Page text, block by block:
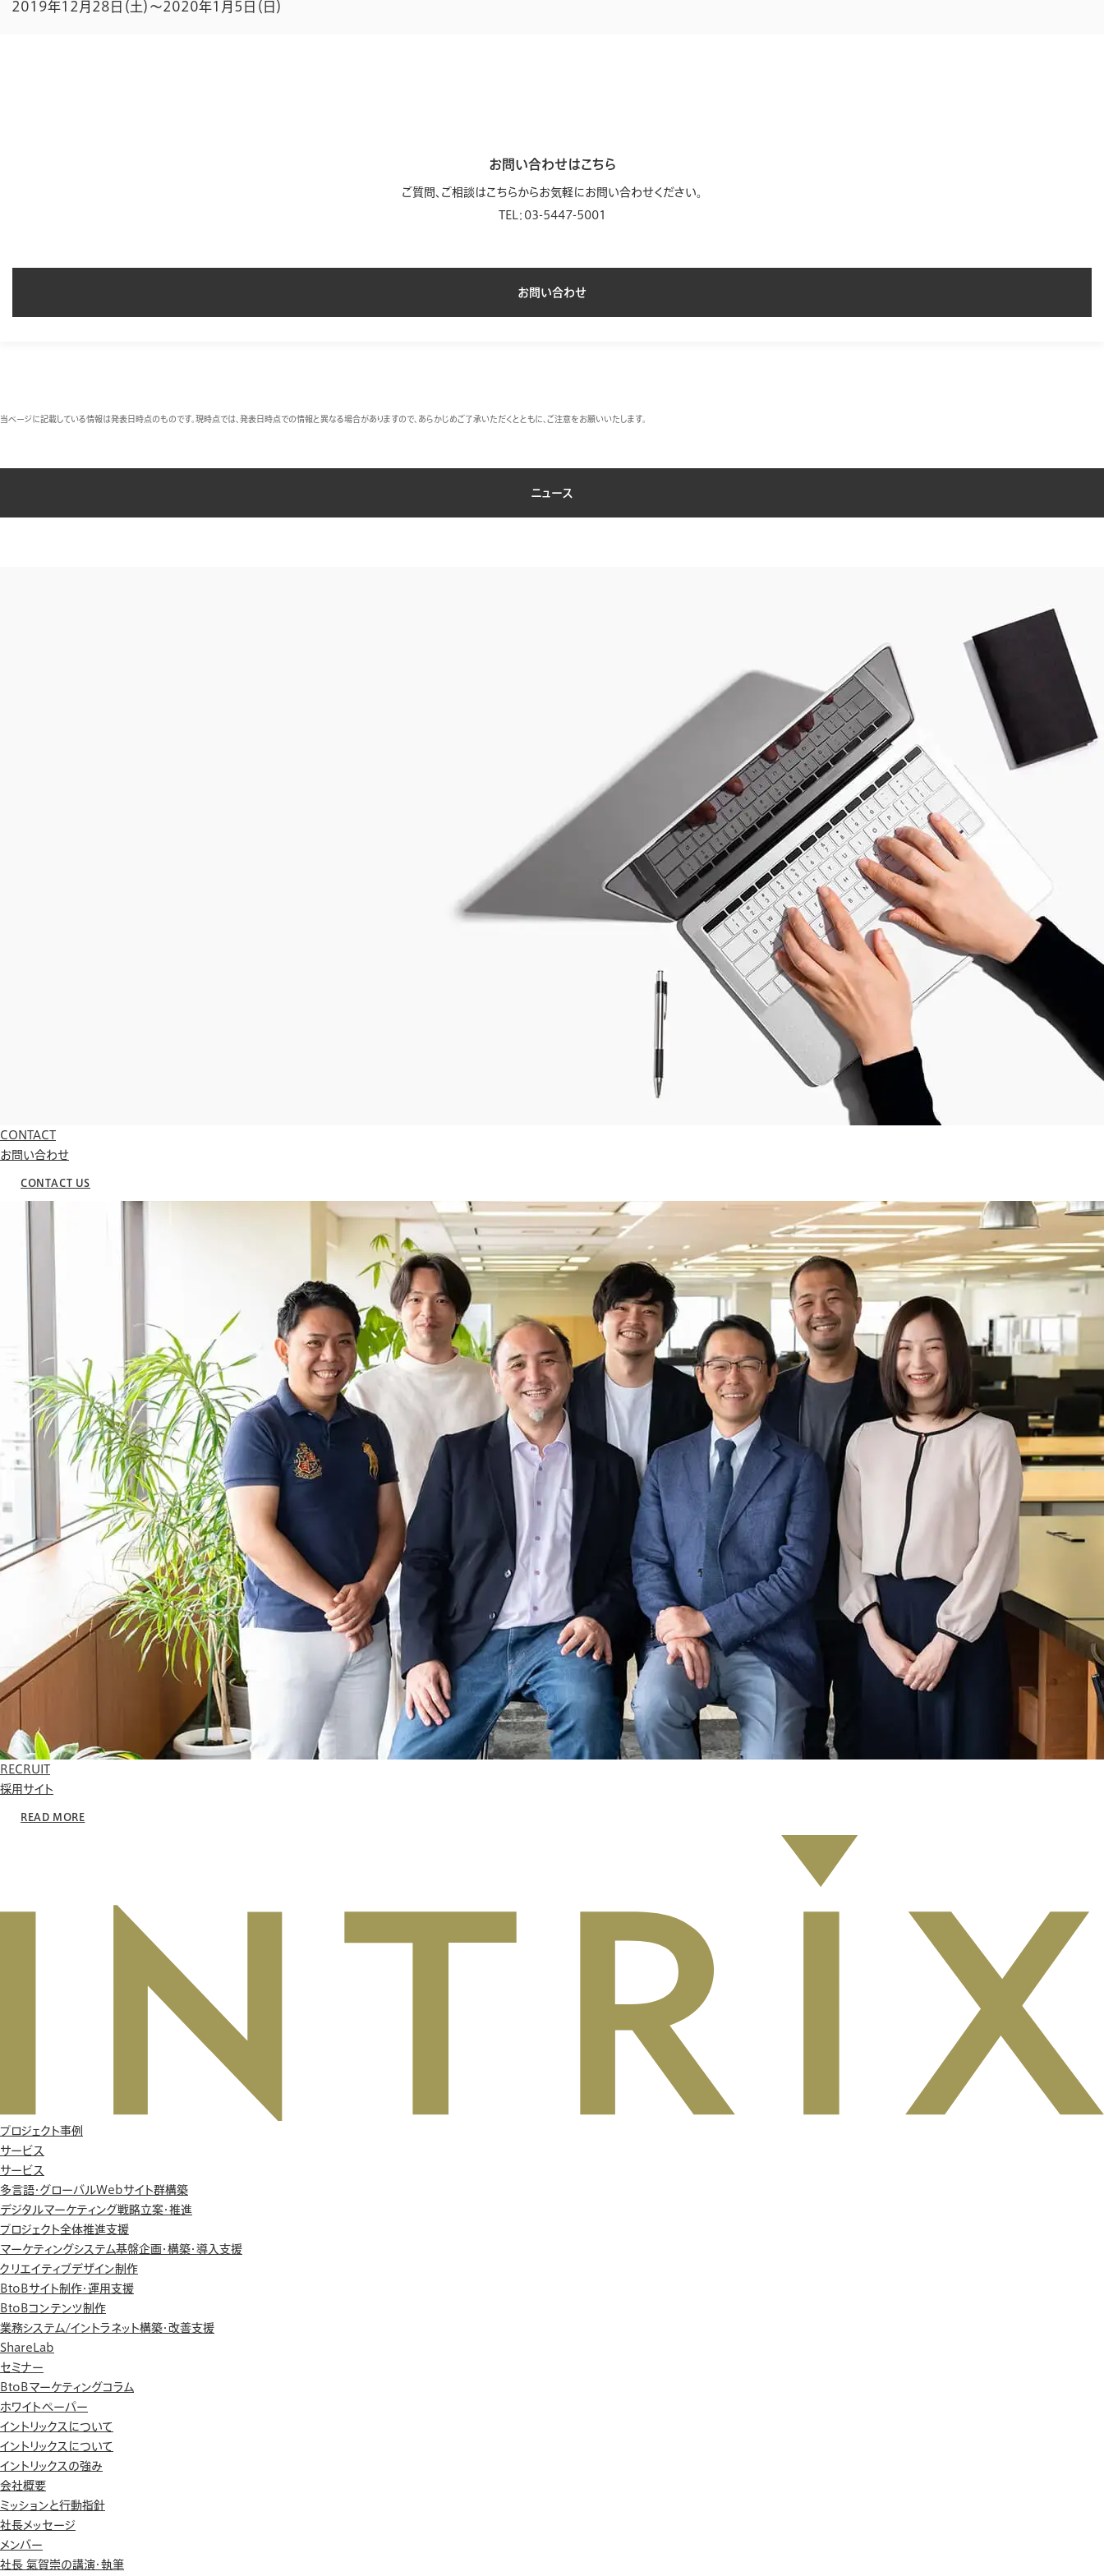
2019年12月28日（土）～2020年1月5日（日）
お問い合わせはこちら
ご質問、ご相談はこちらからお気軽にお問い合わせください。
TEL：03-5447-5001
お問い合わせ
当ページに記載している情報は発表日時点のものです。現時点では、発表日時点での情報と異なる場合がありますので、あらかじめご了承いただくとともに、ご注意をお願いいたします。
ニュース
CONTACT
お問い合わせ
CONTACT US
RECRUIT
採用サイト
READ MORE
プロジェクト事例
サービス
サービス
多言語・グローバルWebサイト群構築
デジタルマーケティング戦略立案・推進
プロジェクト全体推進支援
マーケティングシステム基盤企画・構築・導入支援
クリエイティブデザイン制作
BtoBサイト制作・運用支援
BtoBコンテンツ制作
業務システム/イントラネット構築・改善支援
ShareLab
セミナー
BtoBマーケティングコラム
ホワイトペーパー
イントリックスについて
イントリックスについて
イントリックスの強み
会社概要
ミッションと行動指針
社長メッセージ
メンバー
社長 氣賀崇の講演・執筆